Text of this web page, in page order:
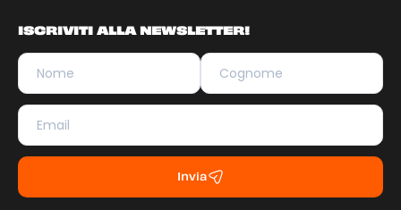
ISCRIVITI ALLA NEWSLETTER!
Invia